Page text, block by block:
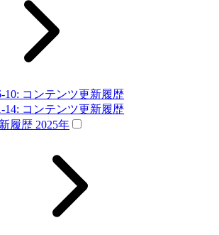
10: コンテンツ更新履歴
14: コンテンツ更新履歴
履歴 2025年